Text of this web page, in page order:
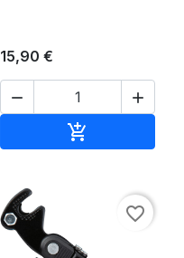
15,90 €
 

favorite_border